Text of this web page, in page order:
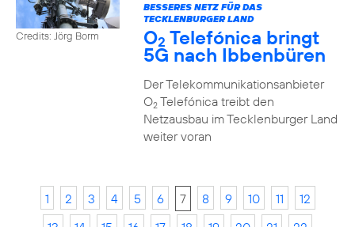
Credits: Jörg Borm
BESSERES NETZ FÜR DAS
TECKLENBURGER LAND
O2 Telefónica bringt
5G nach Ibbenbüren
Der Telekommunikationsanbieter
O2Telefónica treibt den
Netzausbau im Tecklenburger Land
weiter voran
1 2 3 4 5 6 7 8 9 10 11
12